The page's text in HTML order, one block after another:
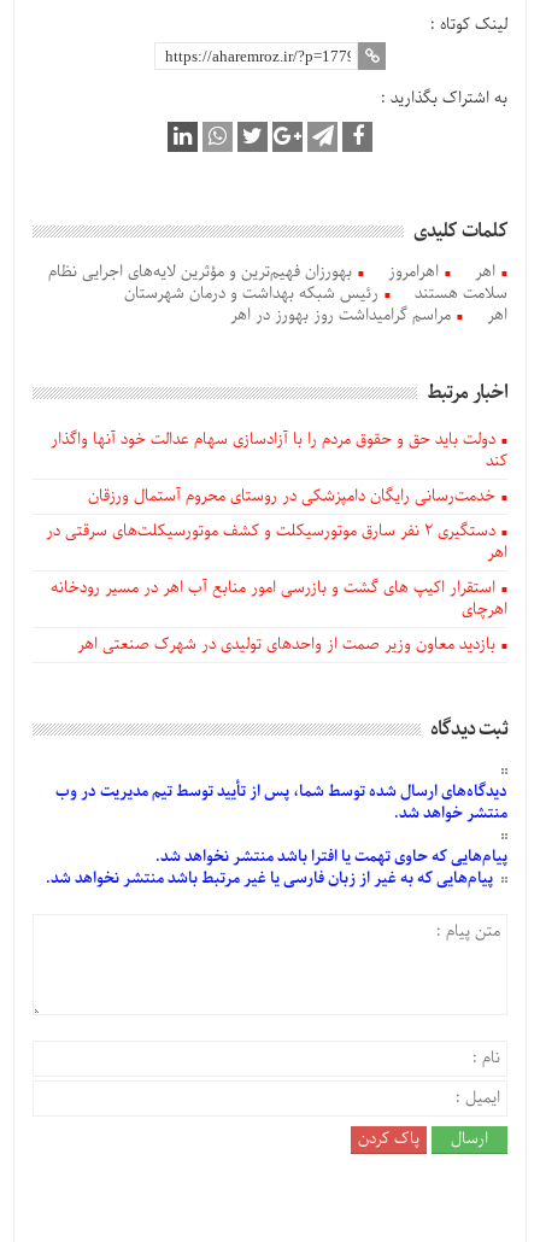
لینک کوتاه :
به اشتراک بگذارید :
کلمات کلیدی
اهر اهرامروز
بهورزان فهیم‌ترین و مؤثرین لایه‌های اجرایی نظام
سلامت هستند
رئیس شبکه بهداشت و درمان شهرستان
اهر
مراسم گرامیداشت روز بهورز در اهر
اخبار مرتبط
دولت باید حق و حقوق مردم را با آزادسازی سهام عدالت خود آنها واگذار
کند
خدمت‌رسانی رایگان دامپزشکی در روستای محروم آستمال ورزقان
دستگيری ۲ نفر سارق موتورسیکلت و کشف موتورسیکلت‌های سرقتی در
اهر
استقرار اکیپ های گشت و بازرسی امور منابع آب اهر در مسیر رودخانه
اهرچای
بازدید معاون وزیر صمت از واحدهای تولیدی در شهرک صنعتی اهر
ثبت دیدگاه
دیدگاه‌هایارسالشدهتوسط شما، پس ازتأییدتوسط تیم مدیریت در وب
منتشر خواهد شد.
پیام‌هاییکه حاوی تهمت یا افترا باشد منتشر نخواهد شد.
پیام‌هاییکه به غیر از زبان فارسی یا غیر مرتبط باشد منتشر نخواهد شد.